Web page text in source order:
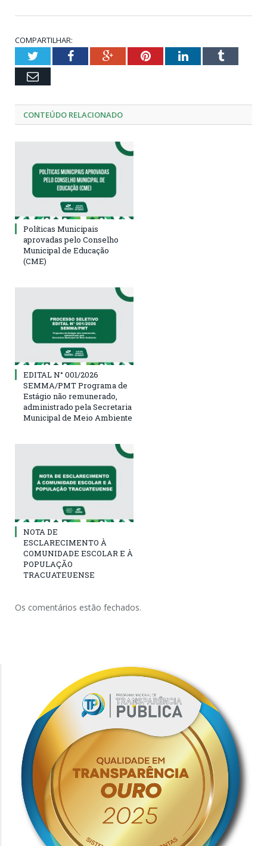
COMPARTILHAR:
TwitterFacebookGoogle+PinterestLinkedInTumblr
Email
CONTEÚDO RELACIONADO
Políticas Municipais
aprovadas pelo Conselho
Municipal de Educação
(CME)
EDITAL N° 001/2026
SEMMA/PMT Programa de
Estágio não remunerado,
administrado pela Secretaria
Municipal de Meio Ambiente
NOTA DE
ESCLARECIMENTO À
COMUNIDADE ESCOLAR E À
POPULAÇÃO
TRACUATEUENSE
Os comentários estão fechados.